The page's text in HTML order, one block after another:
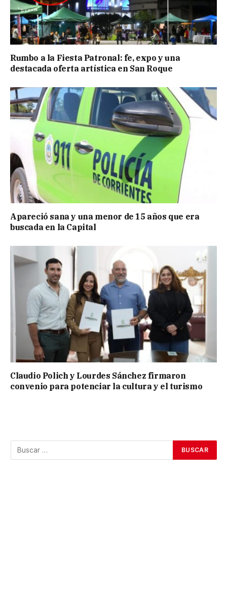
Rumbo a la Fiesta Patronal: fe, expo y una
destacada oferta artística en San Roque
Apareció sana y una menor de 15 años que era
buscada en la Capital
Claudio Polich y Lourdes Sánchez firmaron
convenio para potenciar la cultura y el turismo